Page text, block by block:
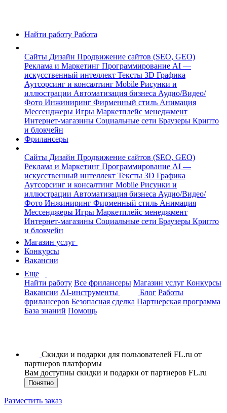
Найти работу Работа
Сайты Дизайн Продвижение сайтов (SEO, GEO)
Реклама и Маркетинг Программирование AI —
искусственный интеллект Тексты 3D Графика
Аутсорсинг и консалтинг Mobile Рисунки и
иллюстрации Автоматизация бизнеса Аудио/Видео/
Фото Инжиниринг Фирменный стиль Анимация
Мессенджеры Игры Маркетплейс менеджмент
Интернет-магазины Социальные сети Браузеры Крипто
и блокчейн
Фрилансеры
Сайты Дизайн Продвижение сайтов (SEO, GEO)
Реклама и Маркетинг Программирование AI —
искусственный интеллект Тексты 3D Графика
Аутсорсинг и консалтинг Mobile Рисунки и
иллюстрации Автоматизация бизнеса Аудио/Видео/
Фото Инжиниринг Фирменный стиль Анимация
Мессенджеры Игры Маркетплейс менеджмент
Интернет-магазины Социальные сети Браузеры Крипто
и блокчейн
Магазин услуг
Конкурсы
Вакансии
Еще
Найти работу Все фрилансеры Магазин услуг Конкурсы
Вакансии AI-инструменты Блог Работы
фрилансеров Безопасная сделка Партнерская программа
База знаний Помощь
Скидки и подарки для пользователей FL.ru от
партнеров платформы
Вам доступны скидки и подарки от партнеров FL.ru
Понятно
Разместить заказ